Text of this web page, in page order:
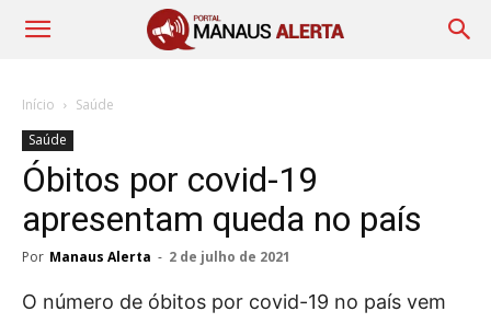
Início
Saúde
Saúde
Óbitos por covid-19
apresentam queda no país
Por Manaus Alerta - 2 de julho de 2021
O número de óbitos por covid-19 no país vem